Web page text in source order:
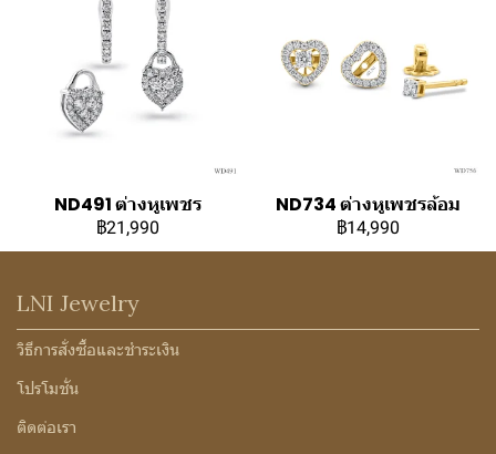
ND491 ต่างหูเพชร
฿21,990
ND734 ต่างหูเพชรล้อม
฿14,990
LNI Jewelry
วิธีการสั่งซื้อและชำระเงิน
โปรโมชั่น
ติดต่อเรา